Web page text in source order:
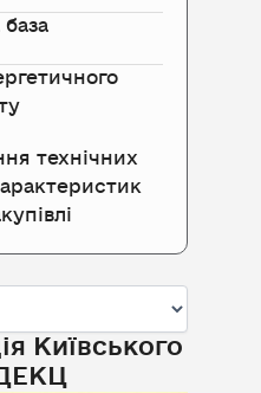
технічних
Київського